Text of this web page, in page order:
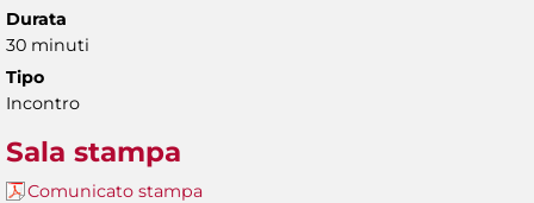
Durata
30 minuti
Tipo
Incontro
Sala stampa
Comunicato stampa